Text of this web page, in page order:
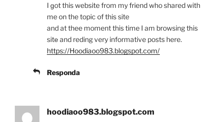
I ɡot this website from my friend who shared with
me on the topic of this site
and at thee moment this time I am browsing tһis
sitе and reding very informative posts here.
https://Hoodiaoo983.blogspot.com/
Responda
hoodiaoo983.blogspot.com